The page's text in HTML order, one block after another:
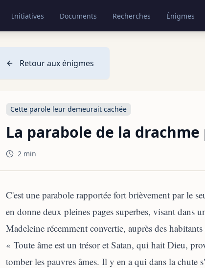
Initiatives Documents Recherches Énigmes
Retour aux énigmes
Cette parole leur demeurait cachée
La parabole de la
2 min
C'est une parabole rapportée fort brièvement par le
en donne deux pleines pages superbes, visant dans
Madeleine récemment convertie, auprès des
« Toute âme est un trésor et Satan, qui hait Dieu,
tomber les pauvres âmes. Il y en a qui dans la chute